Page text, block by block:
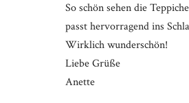
So schön sehen die
passt hervorragend ins
Wirklich wunderschön!
Liebe Grüße
Anette